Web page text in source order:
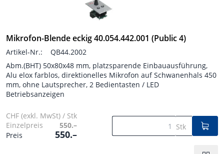
Mikrofon-Blende eckig 40.054.442.001 (Public 4)
Artikel-Nr.:
QB44.2002
Abm.(BHT) 50x80x48 mm, platzsparende Einbauausführung,
Alu elox farblos, direktionelles Mikrofon auf Schwanenhals 450
mm, ohne Lautsprecher, 2 Bedientasten / LED
Betriebsanzeigen
CHF (exkl. MwSt) / Stk
Einzelpreis
550.–
Preis
550.–
Stk